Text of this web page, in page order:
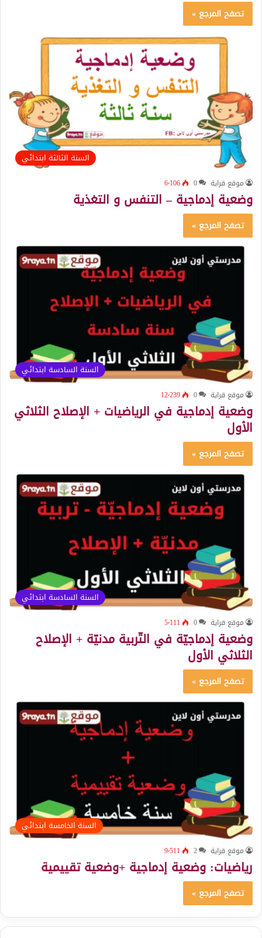
تصفح المرجع »
السنة الثالثة ابتدائي
موقع قراية 0 6٬106
وضعية إدماجية – التنفس و التغذية
تصفح المرجع »
السنة السادسة ابتدائي
موقع قراية 0 12٬239
وضعية إدماجية في الرياضيات + الإصلاح الثلاثي
الأول
تصفح المرجع »
السنة السادسة ابتدائي
موقع قراية 0 5٬111
وضعية إدماجيّة في التّربية مدنيّة + الإصلاح
الثلاثي الأول
تصفح المرجع »
السنة الخامسة ابتدائي
موقع قراية 2 9٬511
رياضيات: وضعية إدماجية +وضعية تقييمية
تصفح المرجع »